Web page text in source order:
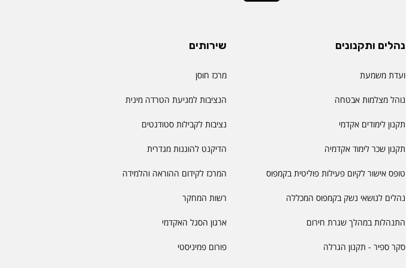
נהלים ותקנונים
ועדת משמעת
נוהל מצלמות אבטחה
תקנון לימודים אקדמי
תקנון שכר לימוד אקדמיה
טופס אישור לקיום פעילות פוליטית בקמפוס
נהלים לנושאי נשק בקמפוס המכללה
התנהלות במהלך שגרת חירום
סקר ספיר - תקנון הגרלה
שירותים
מרכז חוסן
הנציבות למניעת הטרדה מינית
נציבות לקבילות סטודנטים
הדיקנט להוגנות מגדרית
המרכז לקידום ההוראה והלמידה
רשות המחקר
ארגון הסגל האקדמי
פורום פמיניסטי